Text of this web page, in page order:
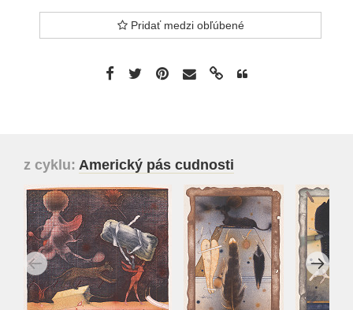
Pridať medzi obľúbené
z cyklu: Americký pás cudnosti